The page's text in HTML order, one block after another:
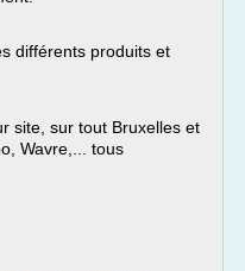
différents produits et
site, sur tout Bruxelles et
Wavre,... tous